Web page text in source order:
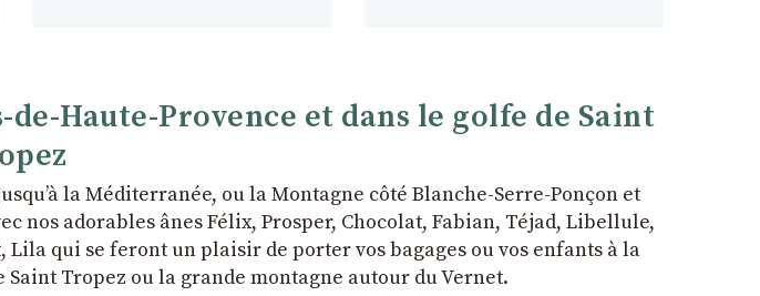
Haute-Provence et dans le golfe de Saint
la Méditerranée, ou la Montagne côté Blanche-Serre-Ponçon et
nos adorables ânes Félix, Prosper, Chocolat, Fabian, Téjad, Libellule,
qui se feront un plaisir de porter vos bagages ou vos enfants à la
Tropez ou la grande montagne autour du Vernet.